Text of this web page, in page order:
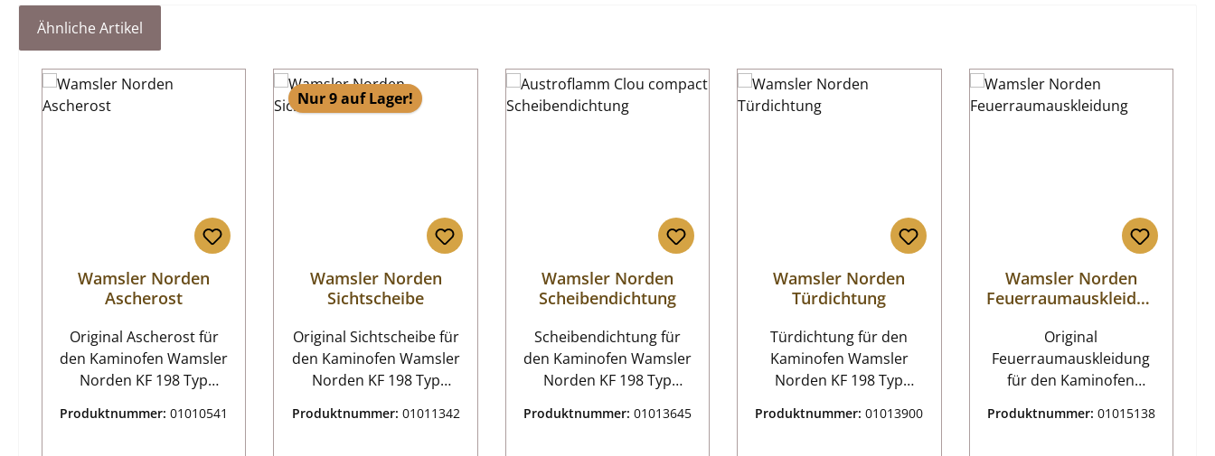
Ähnliche Artikel
Produktgalerie überspringen
Wamsler Norden
Ascherost
Original Ascherost für
den Kaminofen Wamsler
Norden KF 198 Typ
Wamsler Norden KF 198
Produktnummer:01010541
Nur 9 auf Lager!
Wamsler Norden
Sichtscheibe
Original Sichtscheibe für
den Kaminofen Wamsler
Norden KF 198 Typ
passend für 8 kW bis
Produktnummer: 01011342
Wamsler Norden
Scheibendichtung
Scheibendichtung für
den Kaminofen Wamsler
Norden KF 198 Typ
Wamsler Norden KF 198
Produktnummer: 01013645
Wamsler Norden
Türdichtung
Türdichtung für den
Kaminofen Wamsler
Norden KF 198 Typ
Wamsler Norden KF 198
Produktnummer:01013900
Wamsler Norden
Feuerraumauskleidun
Original
Feuerraumauskleidung
für den Kaminofen
Typ 19882, Typ 19872 6-
Produktnummer: 01015138